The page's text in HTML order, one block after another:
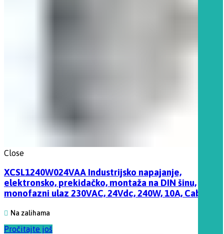
Close
XCSL1240W024VAA Industrijsko napajanje,
elektronsko, prekidačko, montaža na DIN šinu,
monofazni ulaz 230VAC, 24Vdc, 240W, 10A, Cabur
Na zalihama
Pročitajte još